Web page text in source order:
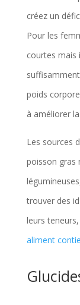
créez un
Pour les
courtes mais
poids
à améliorer
Les sources
poisson
trouver des
leurs
aliment